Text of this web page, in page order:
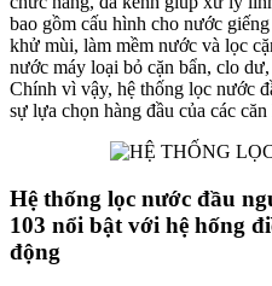
bao gồm cấu hình cho nước
khử mùi, làm mềm nước và lọc
nước máy loại bỏ cặn bẩn, clo
Chính vì vậy, hệ thống lọc nước
sự lựa chọn hàng đầu của các
Hệ thống lọc nước đầu
103 nổi bật với hệ hống
động